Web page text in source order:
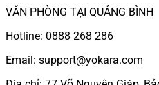
VĂN PHÒNG TẠI QUẢNG BÌNH
Hotline: 0888 268 286
Email: support@yokara.com